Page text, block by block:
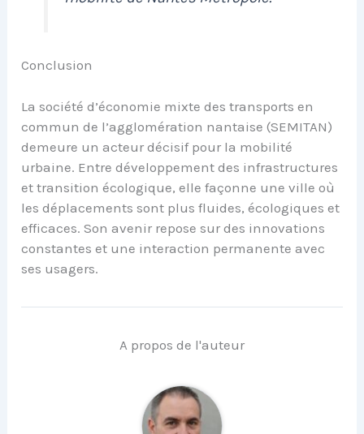
Conclusion
La société d’économie mixte des transports en
commun de l’agglomération nantaise (SEMITAN)
demeure un acteur décisif pour la mobilité
urbaine. Entre développement des infrastructures
et transition écologique, elle façonne une ville où
les déplacements sont plus fluides, écologiques et
efficaces. Son avenir repose sur des innovations
constantes et une interaction permanente avec
ses usagers.
A propos de l'auteur